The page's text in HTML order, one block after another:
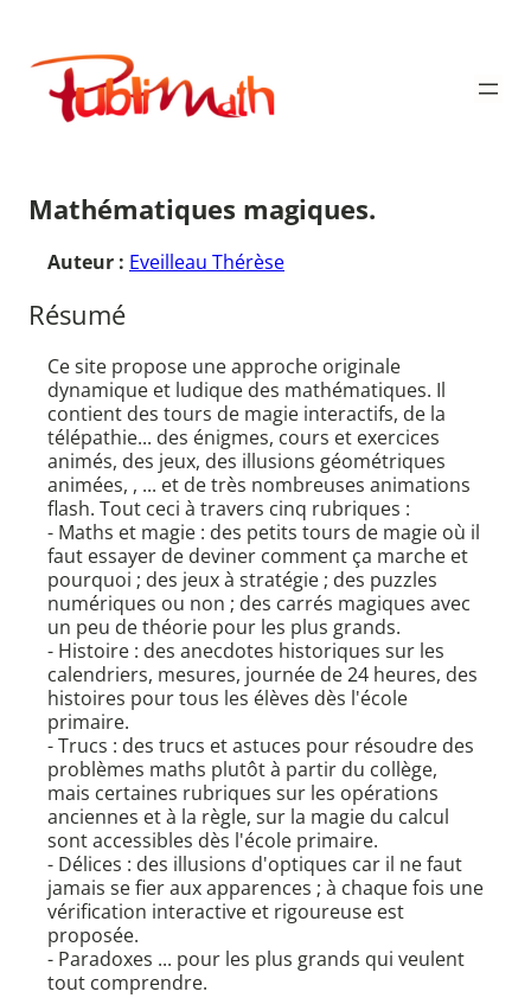
contenu
Publimath
Mathématiques magiques.
Auteur : Eveilleau Thérèse
Résumé
Ce site propose une approche originale
dynamique et ludique des mathématiques. Il
contient des tours de magie interactifs, de la
télépathie... des énigmes, cours et exercices
animés, des jeux, des illusions géométriques
animées, , ... et de très nombreuses animations
flash. Tout ceci à travers cinq rubriques :
- Maths et magie : des petits tours de magie où il
faut essayer de deviner comment ça marche et
pourquoi ; des jeux à stratégie ; des puzzles
numériques ou non ; des carrés magiques avec
un peu de théorie pour les plus grands.
- Histoire : des anecdotes historiques sur les
calendriers, mesures, journée de 24 heures, des
histoires pour tous les élèves dès l'école
primaire.
- Trucs : des trucs et astuces pour résoudre des
problèmes maths plutôt à partir du collège,
mais certaines rubriques sur les opérations
anciennes et à la règle, sur la magie du calcul
sont accessibles dès l'école primaire.
- Délices : des illusions d'optiques car il ne faut
jamais se fier aux apparences ; à chaque fois une
vérification interactive et rigoureuse est
proposée.
- Paradoxes ... pour les plus grands qui veulent
tout comprendre.